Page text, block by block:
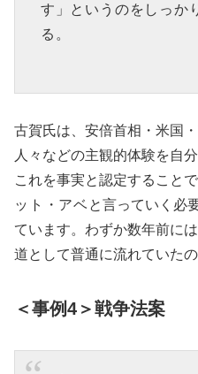
す」というのをしっか
る。
古賀氏は、安倍首相・米国
人々などの主観的体験を自
これを事実と認定すること
ット・アベ と言っていく必
ています。わずか数年前に
道として普通に流れていたの
＜事例4＞戦争法案